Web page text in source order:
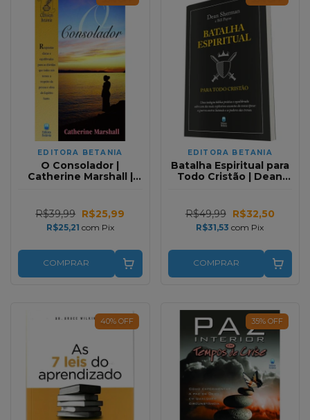
EDITORA BETANIA
O Consolador |
Catherine Marshall |
R$39,99 R$25,99
R$25,21 com Pix
COMPRAR
EDITORA BETANIA
Batalha Espiritual para
Todo Cristão | Dean
R$49,99 R$32,50
R$31,53com Pix
COMPRAR
40% OFF 35% OFF